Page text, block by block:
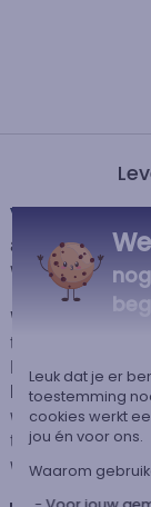
atelier. Het komt in
vanaf 85 €
Voor elke bestelling
toepassing.
De geschatte
bezorgopties
worden de mogelijke
tijdens de stappen
wel rekening met 3-
Leuk dat je er
toestemming
cookies werkt
jou én voor ons.
Waarom